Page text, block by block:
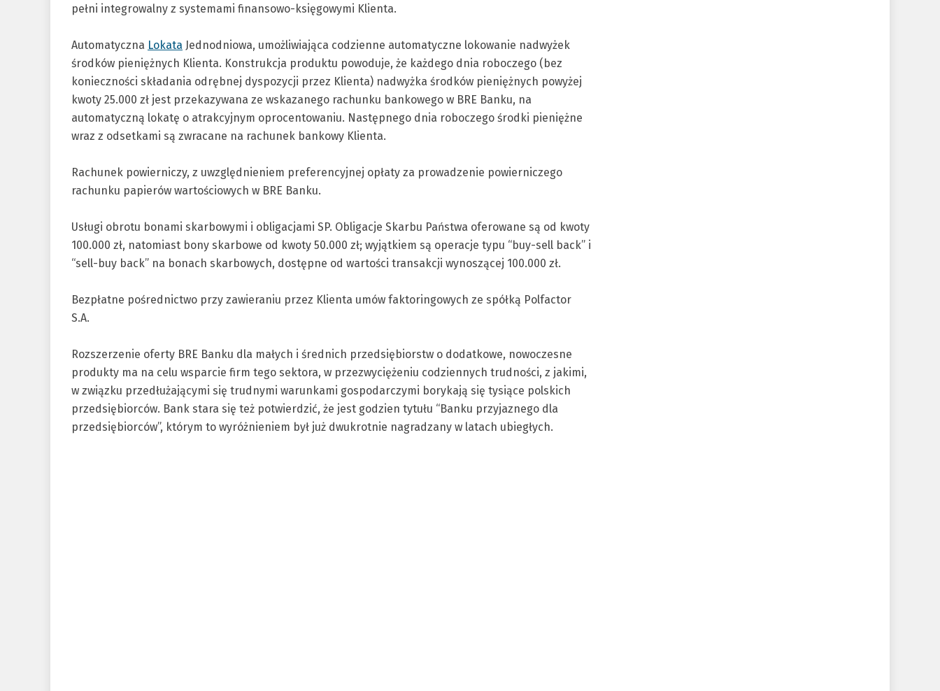
pełni integrowalny z systemami finansowo-księgowymi Klienta.
Automatyczna Lokata Jednodniowa, umożliwiająca codzienne automatyczne lokowanie nadwyżek
środków pieniężnych Klienta. Konstrukcja produktu powoduje, że każdego dnia roboczego (bez
konieczności składania odrębnej dyspozycji przez Klienta) nadwyżka środków pieniężnych powyżej
kwoty 25.000 zł jest przekazywana ze wskazanego rachunku bankowego w BRE Banku, na
automatyczną lokatę o atrakcyjnym oprocentowaniu. Następnego dnia roboczego środki pieniężne
wraz z odsetkami są zwracane na rachunek bankowy Klienta.
Rachunek powierniczy, z uwzględnieniem preferencyjnej opłaty za prowadzenie powierniczego
rachunku papierów wartościowych w BRE Banku.
Usługi obrotu bonami skarbowymi i obligacjami SP. Obligacje Skarbu Państwa oferowane są od kwoty
100.000 zł, natomiast bony skarbowe od kwoty 50.000 zł; wyjątkiem są operacje typu “buy-sell back” i
“sell-buy back” na bonach skarbowych, dostępne od wartości transakcji wynoszącej 100.000 zł.
Bezpłatne pośrednictwo przy zawieraniu przez Klienta umów faktoringowych ze spółką Polfactor
S.A.
Rozszerzenie oferty BRE Banku dla małych i średnich przedsiębiorstw o dodatkowe, nowoczesne
produkty ma na celu wsparcie firm tego sektora, w przezwyciężeniu codziennych trudności, z jakimi,
w związku przedłużającymi się trudnymi warunkami gospodarczymi borykają się tysiące polskich
przedsiębiorców. Bank stara się też potwierdzić, że jest godzien tytułu “Banku przyjaznego dla
przedsiębiorców”, którym to wyróżnieniem był już dwukrotnie nagradzany w latach ubiegłych.